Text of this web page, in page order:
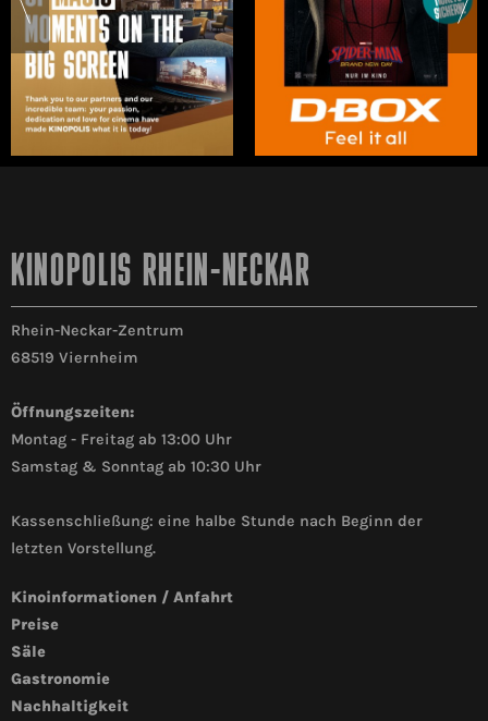
KINOPOLIS RHEIN-NECKAR
Rhein-Neckar-Zentrum
68519 Viernheim
Öffnungszeiten:
Montag - Freitag ab 13:00 Uhr
Samstag & Sonntag ab 10:30 Uhr
Kassenschließung: eine halbe Stunde nach Beginn der
letzten Vorstellung.
Kinoinformationen / Anfahrt
Preise
Säle
Gastronomie
Nachhaltigkeit